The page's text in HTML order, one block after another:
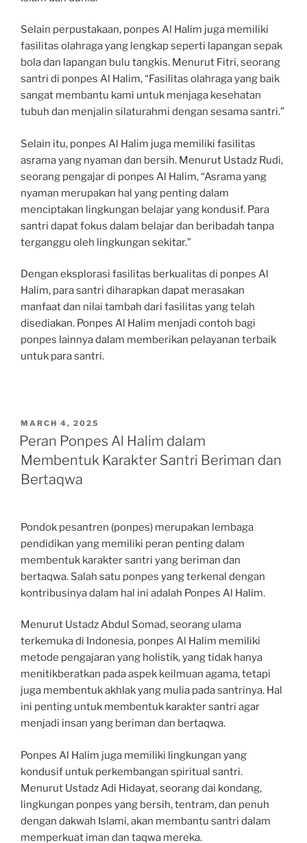
Selain perpustakaan, ponpes Al Halim juga memiliki
fasilitas olahraga yang lengkap seperti lapangan sepak
bola dan lapangan bulu tangkis. Menurut Fitri, seorang
santri di ponpes Al Halim, “Fasilitas olahraga yang baik
sangat membantu kami untuk menjaga kesehatan
tubuh dan menjalin silaturahmi dengan sesama santri.”
Selain itu, ponpes Al Halim juga memiliki fasilitas
asrama yang nyaman dan bersih. Menurut Ustadz Rudi,
seorang pengajar di ponpes Al Halim, “Asrama yang
nyaman merupakan hal yang penting dalam
menciptakan lingkungan belajar yang kondusif. Para
santri dapat fokus dalam belajar dan beribadah tanpa
terganggu oleh lingkungan sekitar.”
Dengan eksplorasi fasilitas berkualitas di ponpes Al
Halim, para santri diharapkan dapat merasakan
manfaat dan nilai tambah dari fasilitas yang telah
disediakan. Ponpes Al Halim menjadi contoh bagi
ponpes lainnya dalam memberikan pelayanan terbaik
untuk para santri.
POSTED
ON
MARCH 4, 2025
Peran Ponpes Al Halim dalam
Membentuk Karakter Santri Beriman dan
Bertaqwa
Pondok pesantren (ponpes) merupakan lembaga
pendidikan yang memiliki peran penting dalam
membentuk karakter santri yang beriman dan
bertaqwa. Salah satu ponpes yang terkenal dengan
kontribusinya dalam hal ini adalah Ponpes Al Halim.
Menurut Ustadz Abdul Somad, seorang ulama
terkemuka di Indonesia, ponpes Al Halim memiliki
metode pengajaran yang holistik, yang tidak hanya
menitikberatkan pada aspek keilmuan agama, tetapi
juga membentuk akhlak yang mulia pada santrinya. Hal
ini penting untuk membentuk karakter santri agar
menjadi insan yang beriman dan bertaqwa.
Ponpes Al Halim juga memiliki lingkungan yang
kondusif untuk perkembangan spiritual santri.
Menurut Ustadz Adi Hidayat, seorang dai kondang,
lingkungan ponpes yang bersih, tentram, dan penuh
dengan dakwah Islami, akan membantu santri dalam
memperkuat iman dan taqwa mereka.